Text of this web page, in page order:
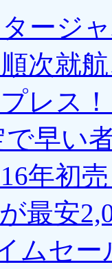
ージ
次就
レス
で早い
年初
最安
ムセー